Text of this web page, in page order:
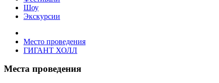
Шоу
Экскурсии
Место проведения
ГИГАНТ ХОЛЛ
Места проведения